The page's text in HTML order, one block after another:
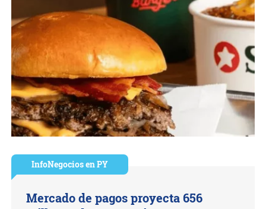
InfoNegocios en PY
Mercado de pagos proyecta 656